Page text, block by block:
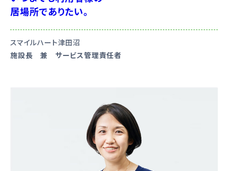
居場所でありたい。
スマイルハート津田沼
施設長 兼 サービス管理責任者